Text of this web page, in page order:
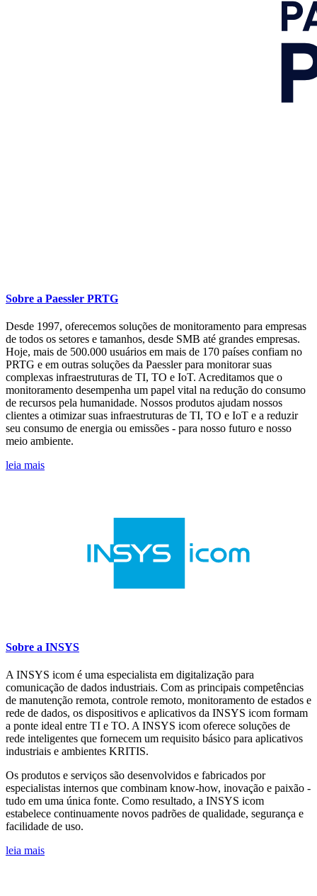
Sobre a Paessler PRTG
Desde 1997, oferecemos soluções de monitoramento para empresas
de todos os setores e tamanhos, desde SMB até grandes empresas.
Hoje, mais de 500.000 usuários em mais de 170 países confiam no
PRTG e em outras soluções da Paessler para monitorar suas
complexas infraestruturas de TI, TO e IoT. Acreditamos que o
monitoramento desempenha um papel vital na redução do consumo
de recursos pela humanidade. Nossos produtos ajudam nossos
clientes a otimizar suas infraestruturas de TI, TO e IoT e a reduzir
seu consumo de energia ou emissões - para nosso futuro e nosso
meio ambiente.
leia mais
Sobre a INSYS
A INSYS icom é uma especialista em digitalização para
comunicação de dados industriais. Com as principais competências
de manutenção remota, controle remoto, monitoramento de estados e
rede de dados, os dispositivos e aplicativos da INSYS icom formam
a ponte ideal entre TI e TO. A INSYS icom oferece soluções de
rede inteligentes que fornecem um requisito básico para aplicativos
industriais e ambientes KRITIS.
Os produtos e serviços são desenvolvidos e fabricados por
especialistas internos que combinam know-how, inovação e paixão -
tudo em uma única fonte. Como resultado, a INSYS icom
estabelece continuamente novos padrões de qualidade, segurança e
facilidade de uso.
leia mais